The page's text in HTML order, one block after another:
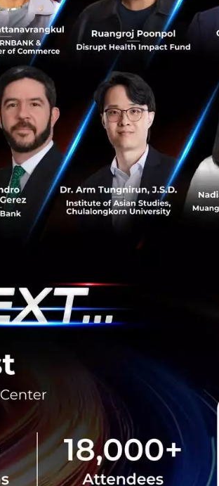
าง Elon Musk มีส่วน
วเอง แต่คนที่ติดตามข่าวสาร
งของเจ้าเหรียญ DOGE
ามารถส่งผลต่อราคาเหรียญ
ญ DOGE อยู่ในมือประมาณ
อันลึกลับที่ครอบครอง DOGE
นเวียนทั้งหมดก็เป็นได้